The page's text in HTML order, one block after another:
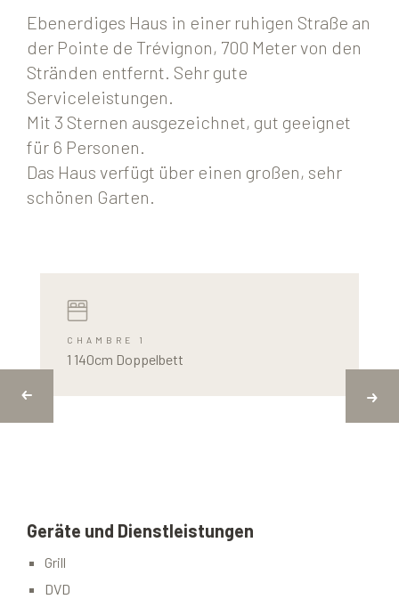
Ebenerdiges Haus in einer ruhigen Straße an
der Pointe de Trévignon, 700 Meter von den
Stränden entfernt. Sehr gute
Serviceleistungen.
Mit 3 Sternen ausgezeichnet, gut geeignet
für 6 Personen.
Das Haus verfügt über einen großen, sehr
schönen Garten.
CHAMBRE 1
1 140cm Doppelbett
Geräte und Dienstleistungen
Grill
DVD